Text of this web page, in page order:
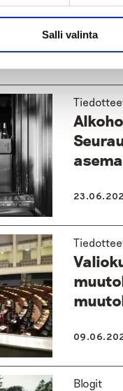
Salli valinta
Blogit